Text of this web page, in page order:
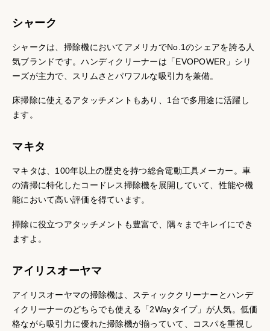
シャーク
シャークは、掃除機においてアメリカでNo.1のシェアを誇る人
気ブランドです。ハンディクリーナーは「EVOPOWER」シリ
ーズが主力で、スリムさとパワフルな吸引力を兼備。
床掃除に使えるアタッチメントもあり、1台で多用途に活躍し
ます。
マキタ
マキタは、100年以上の歴史を持つ総合電動工具メーカー。車
の清掃に特化したコードレス掃除機を展開していて、性能や機
能において高い評価を得ています。
掃除に役立つアタッチメントも豊富で、隅々までキレイにでき
ますよ。
アイリスオーヤマ
アイリスオーヤマの掃除機は、スティッククリーナーとハンデ
ィクリーナーのどちらでも使える「2Wayタイプ」が人気。低価
格ながら吸引力に優れた掃除機が揃っていて、コスパを重視し